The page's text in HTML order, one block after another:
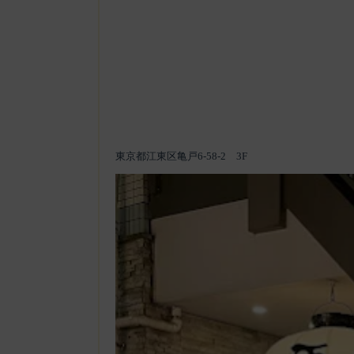
東京都江東区亀戸6-58-2 3F